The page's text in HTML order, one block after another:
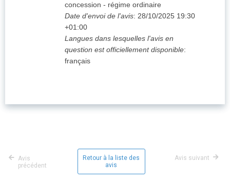
concession - régime ordinaire
Date d'envoi de l'avis: 28/10/2025 19:30
+01:00
Langues dans lesquelles l'avis en
question est officiellement disponible:
français
Avis
précédent
Retour à la liste des
avis
Avis suivant